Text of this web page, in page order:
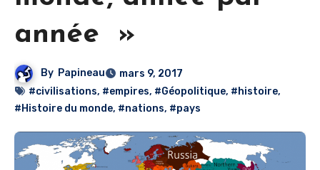
année »
By Papineau
mars 9, 2017
#civilisations, #empires, #Géopolitique, #histoire,
#Histoire du monde, #nations, #pays